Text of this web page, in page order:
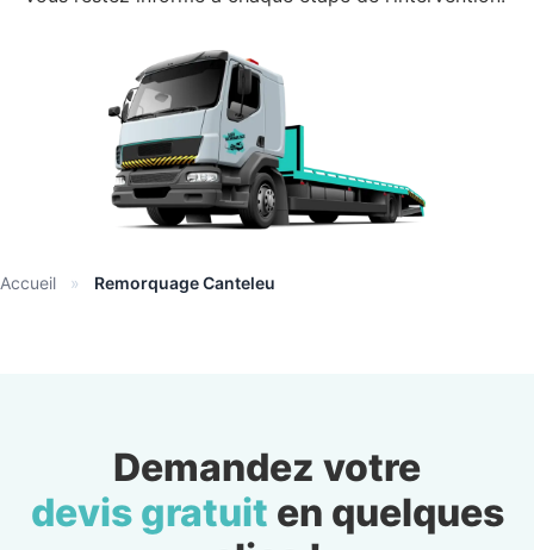
Accueil » Remorquage Canteleu
Demandez votre
devis gratuit en quelques